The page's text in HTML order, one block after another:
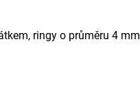
ringy o průměru 4 mm